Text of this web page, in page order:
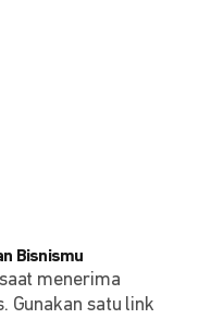
Bisnismu
menerima
Gunakan satu link